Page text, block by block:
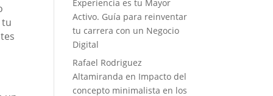
tu
Experiencia es tu Mayor
Activo. Guía para reinventar
tu carrera con un Negocio
Digital
Rafael Rodriguez
Altamiranda en Impacto del
concepto minimalista en los